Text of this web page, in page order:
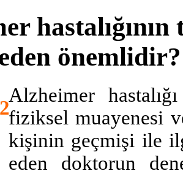
önemlidir?
Alzheimer
fiziksel muayenesi
kişinin geçmişi ile
eden doktorun